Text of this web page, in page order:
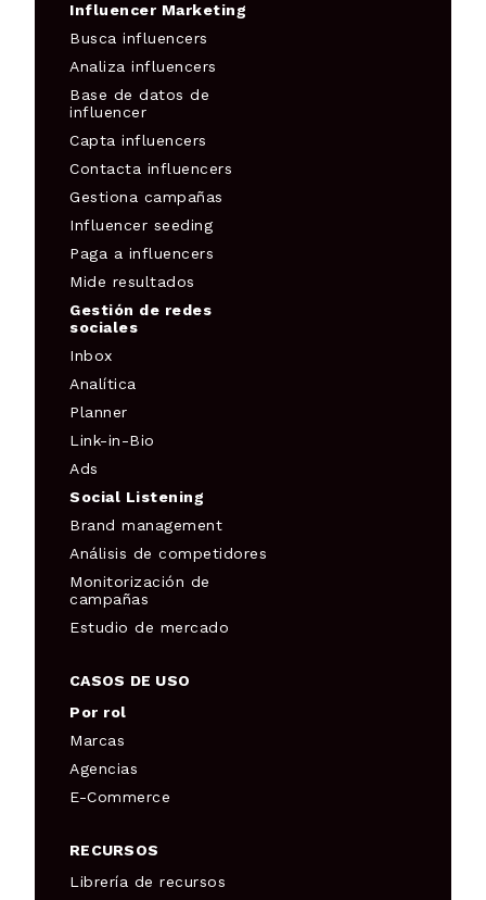
Influencer Marketing
Busca influencers
Analiza influencers
Base de datos de
influencer
Capta influencers
Contacta influencers
Gestiona campañas
Influencer seeding
Paga a influencers
Mide resultados
Gestión de redes
sociales
Inbox
Analítica
Planner
Link-in-Bio
Ads
Social Listening
Brand management
Análisis de competidores
Monitorización de
campañas
Estudio de mercado
CASOS DE USO
Por rol
Marcas
Agencias
E-Commerce
RECURSOS
Librería de recursos